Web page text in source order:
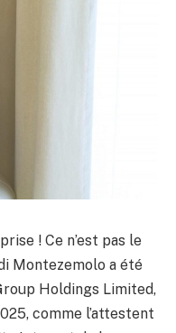
! Ce n’est pas le
Montezemolo a été
Holdings Limited,
comme l’attestent